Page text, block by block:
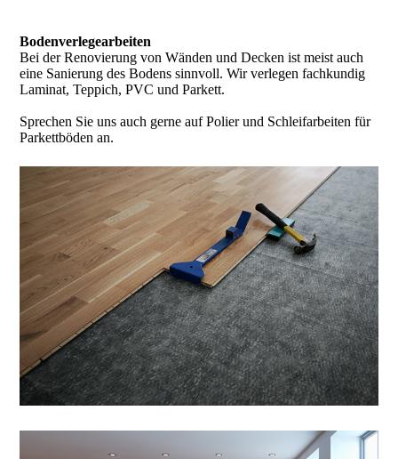
Bodenverlegearbeiten
Bei der Renovierung von Wänden und Decken ist meist auch
eine Sanierung des Bodens sinnvoll. Wir verlegen fachkundig
Laminat, Teppich, PVC und Parkett.
Sprechen Sie uns auch gerne auf Polier und Schleifarbeiten für
Parkettböden an.